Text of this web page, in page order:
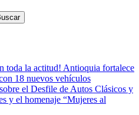
toda la actitud! Antioquia fortalece
18 nuevos vehículos
el Desfile de Autos Clásicos y
y el homenaje “Mujeres al